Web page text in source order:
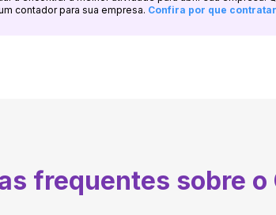
contador para sua empresa. Confira por que
frequentes sobre o